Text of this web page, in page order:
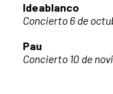
Ideablanco
Concierto 6 de
Pau
Concierto 10 de